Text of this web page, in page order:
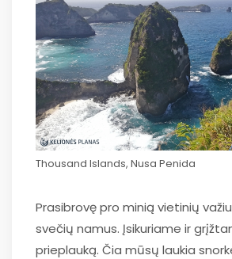
Thousand Islands, Nusa Penida
Prasibrovę pro minią vietinių
svečių namus. Įsikuriame ir
prieplauką. Čia mūsų laukia